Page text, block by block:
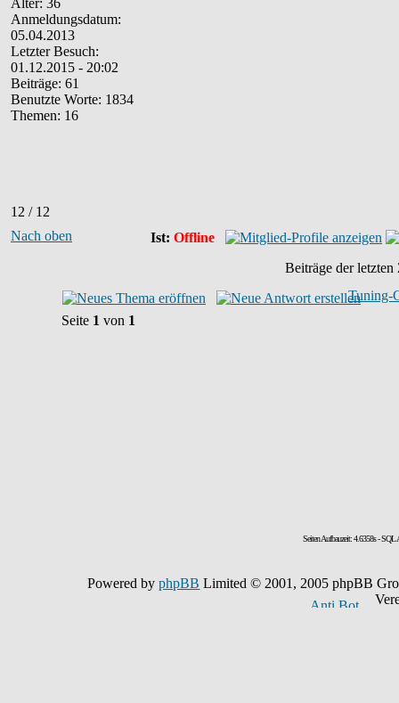
Alter: 36
Anmeldungsdatum:
05.04.2013
Letzter Besuch:
01.12.2015 - 20:02
Beiträge: 61
Benutzte Worte: 1834
Themen: 16
12 / 12
Nach oben
Ist: Offline
Beiträge der
Tuning-
Seite 1 von 1
Seiten Aufbauzeit: 4.6358s -
Powered byphpBB Limited © 2001, 2005 phpBB